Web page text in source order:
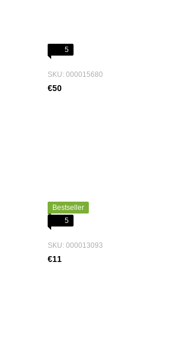
5
SKU: 000015680
€50
Bestseller
5
SKU: 000013093
€11